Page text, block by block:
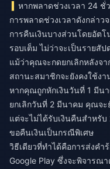
หากพลาดช่วงเวลา 24 ชั่
การพลาดช่วงเวลาดังกล่าว
การคืนเงินบางส่วนโดยอัต
รอบเต็ม ไม่ว่าจะเป็นรายสั
แม้ว่าคุณจะกดยกเลิกหลังจ
สถานะสมาชิกจะยังคงใช้งา
หากคุณถูกหักเงินวันที่ 1 มีน
ยกเลิกวันที่ 2 มีนาคม คุณจะ
แต่จะไม่ได้รับเงินคืนสำหรับ
ขอคืนเงินเป็นกรณีพิเศษ
วิธีเดียวที่ทำได้คือการส่งคำ
Google Play ซึ่งจะพิจารณ